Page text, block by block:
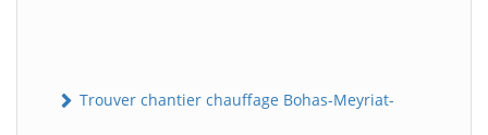
Trouver chantier chauffage Bohas-Meyriat-